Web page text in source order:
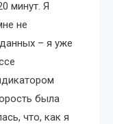
минут. Я
не
– я уже
была
что, как я